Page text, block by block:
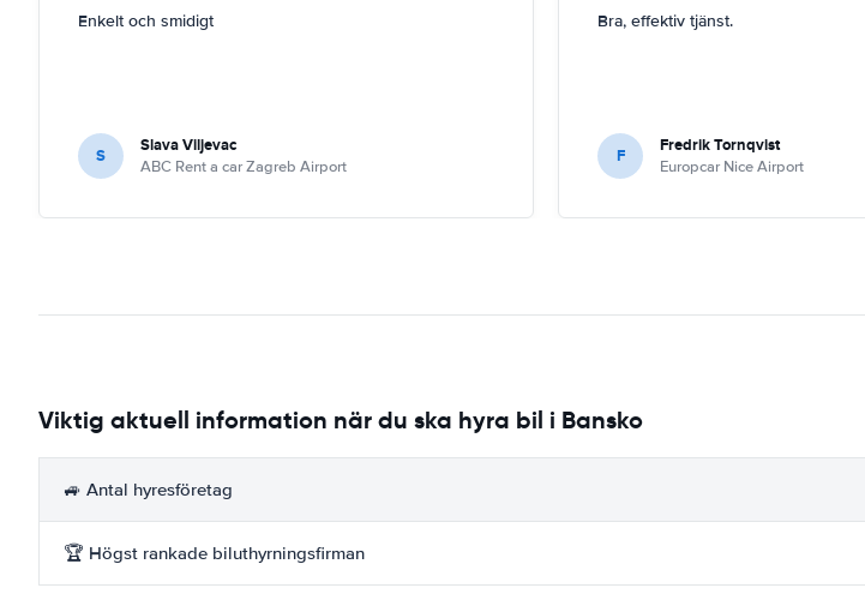
Enkelt och smidigt
S Slava Viljevac
ABC Rent a car Zagreb Airport
Bra, effektiv tjänst.
F Fredrik Tornqvist
Europcar Nice Airport
Viktig aktuell information när du ska hyra bil i Bansko
🚙 Antal hyresföretag
🏆 Högst rankade biluthyrningsfirman